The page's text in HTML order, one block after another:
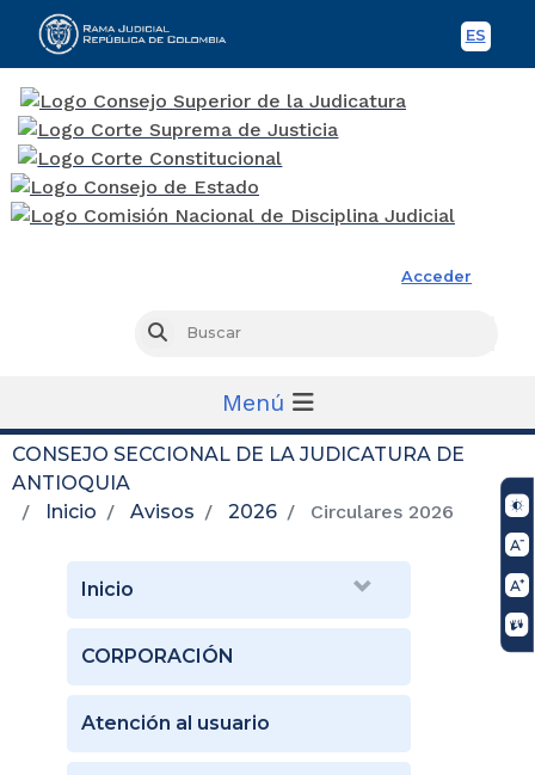
ES
Acceder
Buscar
Menú
CONSEJO SECCIONAL DE LA JUDICATURA DE
ANTIOQUIA
Inicio
Avisos 2026 Circulares 2026
Inicio
CORPORACIÓN
Atención al usuario